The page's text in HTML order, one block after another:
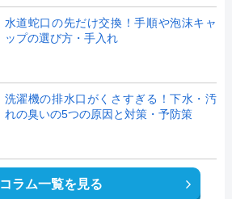
水道蛇口の先だけ交換！手順や泡沫キャ
ップの選び方・手入れ
洗濯機の排水口がくさすぎる！下水・汚
れの臭いの5つの原因と対策・予防策
コラム一覧を見る